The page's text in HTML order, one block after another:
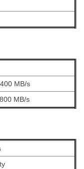
MB/s
MB/s